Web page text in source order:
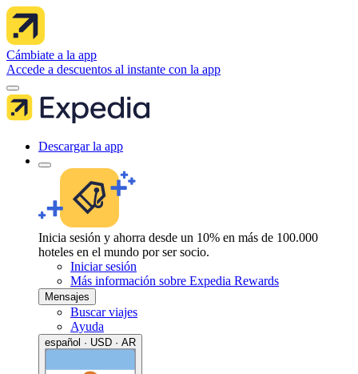
Cámbiate a la app
Accede a descuentos al instante con la app
Descargar la app
Inicia sesión y ahorra desde un 10% en más de 100.000
hoteles en el mundo por ser socio.
Iniciar sesión
Más información sobre Expedia Rewards
Mensajes
Buscar viajes
Ayuda
español · USD · AR